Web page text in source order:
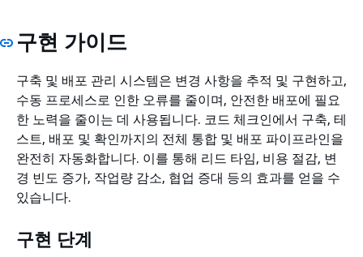
구현 가이드
구축 및 배포 관리 시스템은 변경 사항을 추적 및 구현하고,
수동 프로세스로 인한 오류를 줄이며, 안전한 배포에 필요
한 노력을 줄이는 데 사용됩니다. 코드 체크인에서 구축, 테
스트, 배포 및 확인까지의 전체 통합 및 배포 파이프라인을
완전히 자동화합니다. 이를 통해 리드 타임, 비용 절감, 변
경 빈도 증가, 작업량 감소, 협업 증대 등의 효과를 얻을 수
있습니다.
구현 단계